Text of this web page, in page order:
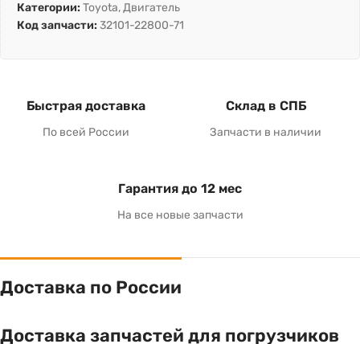
Категории: Toyota,Двигатель
Код запчасти: 32101-22800-71
Быстрая доставка
По всей России
Склад в СПБ
Запчасти в наличии
Гарантия до 12 мес
На все новые запчасти
Доставка по России
Доставка запчастей для погрузчиков